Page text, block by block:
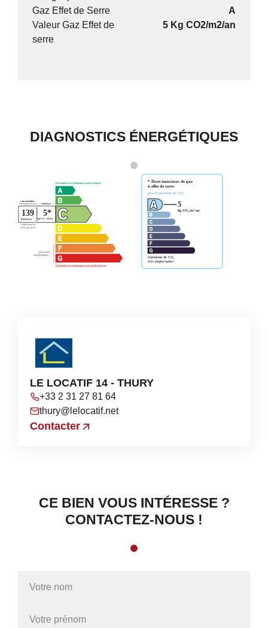
Gaz Effet de Serre
A
Valeur Gaz Effet de
serre
5 Kg CO2/m2/an
DIAGNOSTICS ÉNERGÉTIQUES
LE LOCATIF 14 - THURY
+33 2 31 27 81 64
thury@lelocatif.net
Contacter
CE BIEN VOUS INTÉRESSE ?
CONTACTEZ-NOUS !